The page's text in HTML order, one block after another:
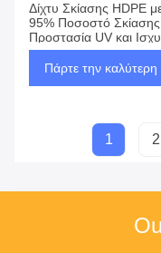
Δίχτυ Σκίασης HDPE
95% Ποσοστό
Προστασία UV και
Αντοχή σε Εφελκυσμό
Εξωτερική Προστασία
Πάρτε την καλύτερη
1 2